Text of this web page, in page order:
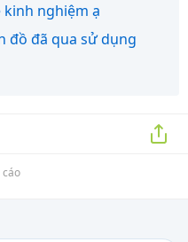
kinh nghiệm ạ
đồ đã qua sử dụng
cáo